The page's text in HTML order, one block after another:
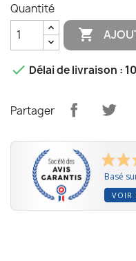
Quantité

 Délai de livraison :
Partager
Basé
VOIR